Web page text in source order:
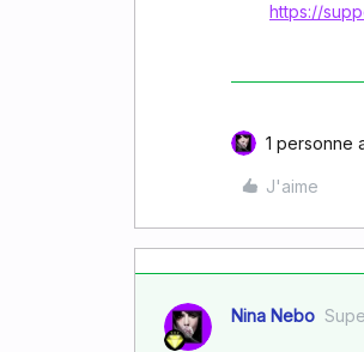
https://
1 personne
J'aime
Nina Nebo